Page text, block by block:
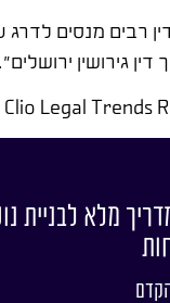
רבים מנסים
גירושין ירושלים".
מלא לבניית